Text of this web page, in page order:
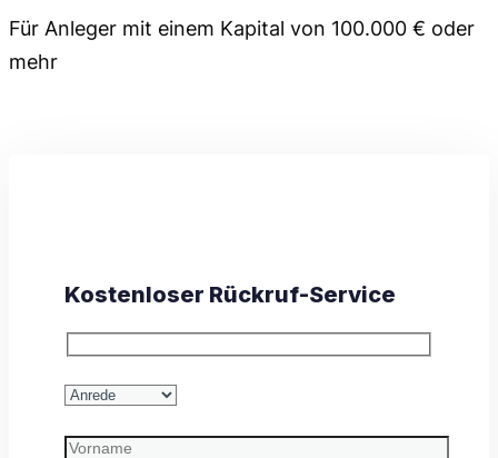
Für Anleger mit einem Kapital von 100.000 € oder
mehr
Kostenloser Rückruf-Service